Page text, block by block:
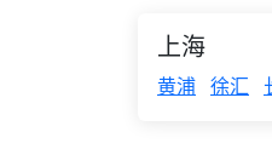
上海
黄浦 徐汇